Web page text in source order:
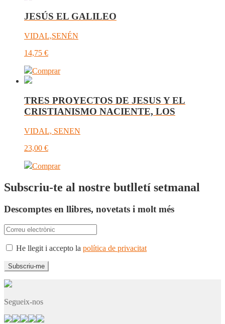
JESÚS EL GALILEO
VIDAL,SENÉN
14,75 €
Comprar
TRES PROYECTOS DE JESUS Y EL
CRISTIANISMO NACIENTE, LOS
VIDAL, SENEN
23,00 €
Comprar
Subscriu-te al nostre butlletí setmanal
Descomptes en llibres, novetats i molt més
He llegit i accepto la política de privacitat
Segueix-nos